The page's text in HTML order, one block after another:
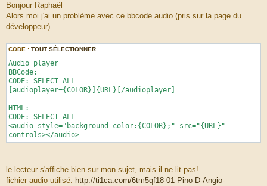
s
s
a
g
Bonjour Raphaël
Alors moi j'ai un problème avec ce bbcode audio (pris sur la page du
développeur)
CODE : TOUT SÉLECTIONNER
Audio player
BBCode:
CODE: SELECT ALL
[audioplayer={COLOR}]{URL}[/audioplayer]
HTML:
CODE: SELECT ALL
<audio style="background-color:{COLOR};" src="{URL}"
controls></audio>
le lecteur s'affiche bien sur mon sujet, mais il ne lit pas!
fichier audio utilisé: http://ti1ca.com/6tm5qf18-01-Pino-D-Angio-